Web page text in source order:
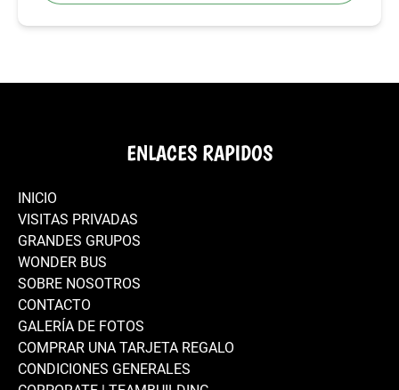
ENLACES RAPIDOS
INICIO
VISITAS PRIVADAS
GRANDES GRUPOS
WONDER BUS
SOBRE NOSOTROS
CONTACTO
GALERÍA DE FOTOS
COMPRAR UNA TARJETA REGALO
CONDICIONES GENERALES